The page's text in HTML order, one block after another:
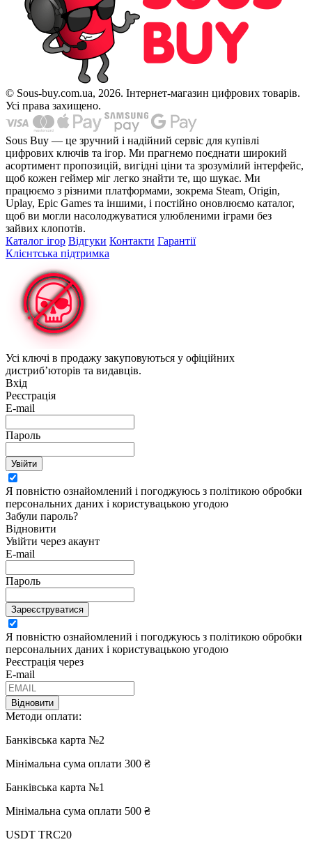
© Sous-buy.com.ua, 2026. Інтернет-магазин цифрових товарів.
Усі права захищено.
Sous Buy — це зручний і надійний сервіс для купівлі
цифрових ключів та ігор. Ми прагнемо поєднати широкий
асортимент пропозицій, вигідні ціни та зрозумілий інтерфейс,
щоб кожен геймер міг легко знайти те, що шукає. Ми
працюємо з різними платформами, зокрема Steam, Origin,
Uplay, Epic Games та іншими, і постійно оновлюємо каталог,
щоб ви могли насолоджуватися улюбленими іграми без
зайвих клопотів.
Каталог ігор Відгуки Контакти Гарантії
Клієнтська підтримка
Усі ключі в продажу закуповуються у офіційних
дистриб’юторів та видавців.
Вхід
Реєстрація
E-mail
Пароль
Увійти
Я повністю ознайомлений і погоджуюсь з політикою обробки
персональних даних і користувацькою угодою
Забули пароль?
Відновити
Увійти через акаунт
E-mail
Пароль
Зареєструватися
Я повністю ознайомлений і погоджуюсь з політикою обробки
персональних даних і користувацькою угодою
Реєстрація через
E-mail
Відновити
Методи оплати:
Банківська карта №2
Мінімальна сума оплати 300 ₴
Банківська карта №1
Мінімальна сума оплати 500 ₴
USDT TRC20